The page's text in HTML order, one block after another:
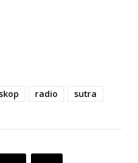
radio sutra